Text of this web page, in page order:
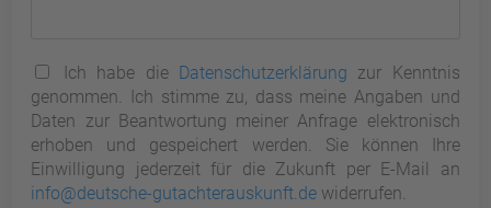
Ich habe die Datenschutzerklärung zur Kenntnis
genommen. Ich stimme zu, dass meine Angaben und
Daten zur Beantwortung meiner Anfrage elektronisch
erhoben und gespeichert werden. Sie können Ihre
Einwilligung jederzeit für die Zukunft per E-Mail an
info@deutsche-gutachterauskunft.de widerrufen.